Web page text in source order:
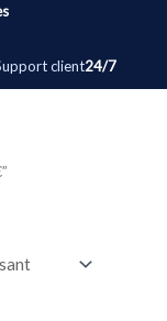
client24/7